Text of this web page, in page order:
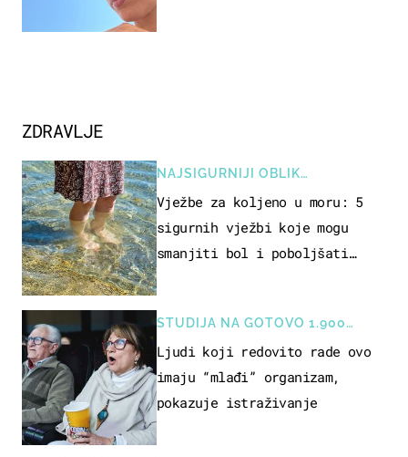
ZDRAVLJE
NAJSIGURNIJI OBLIK
REKREACIJE
Vježbe za koljeno u moru: 5
sigurnih vježbi koje mogu
smanjiti bol i poboljšati
STUDIJA NA GOTOVO 1.900
OSOBA
Ljudi koji redovito rade ovo
imaju “mlađi” organizam,
pokazuje istraživanje